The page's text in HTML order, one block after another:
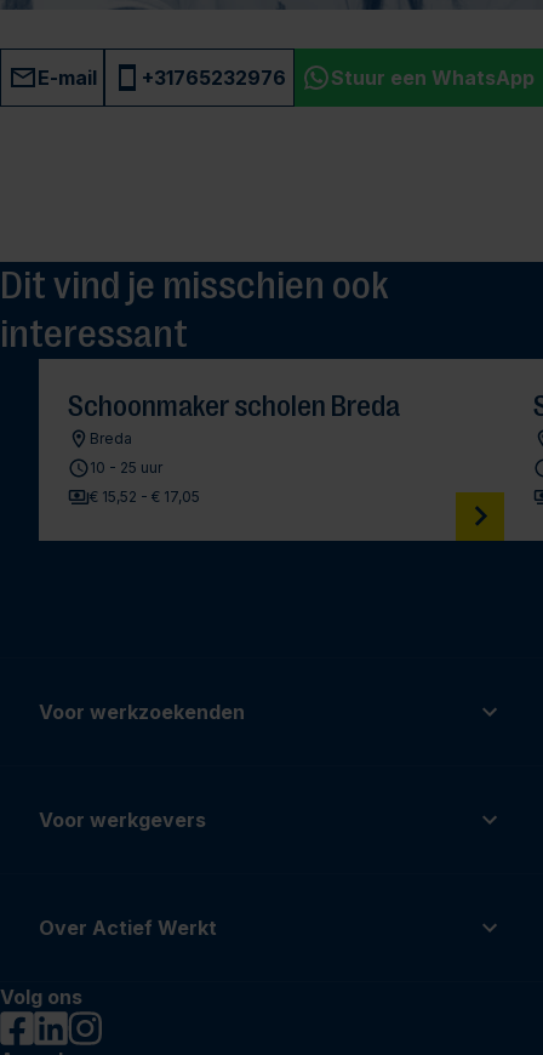
E-mail +31765232976 Stuur een WhatsApp
Dit vind je misschien ook
interessant
Schoonmaker scholen Breda
Breda
10 - 25 uur
€ 15,52 - € 17,05
Voor werkzoekenden
Voor werkgevers
Over Actief Werkt
Volg ons